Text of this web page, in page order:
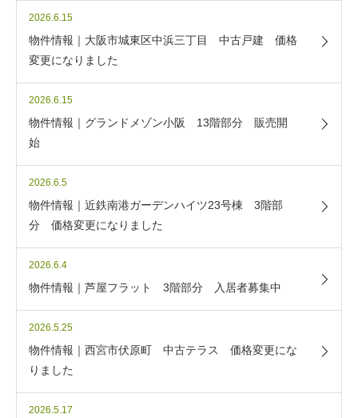
2026.6.15
物件情報｜大阪市城東区中浜三丁目 中古戸建 価格
変更になりました
2026.6.15
物件情報｜グランドメゾン小阪 13階部分 販売開
始
2026.6.5
物件情報｜近鉄南港ガーデンハイツ23号棟 3階部
分 価格変更になりました
2026.6.4
物件情報｜芦屋フラット 3階部分 入居者募集中
2026.5.25
物件情報｜西宮市伏原町 中古テラス 価格変更にな
りました
2026.5.17